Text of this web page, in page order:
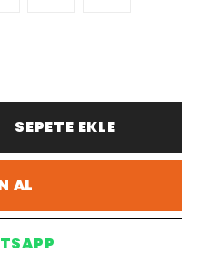
SEPETE EKLE
AL